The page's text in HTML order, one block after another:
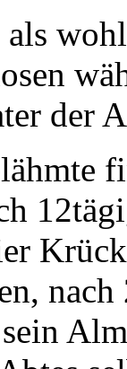
der
nach